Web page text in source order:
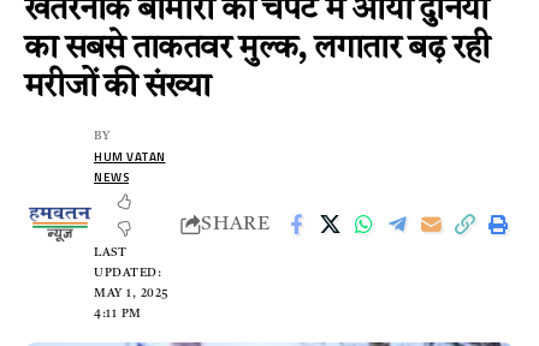
खतरनाक बीमारी की चपेट में आया दुनिया
का सबसे ताकतवर मुल्क, लगातार बढ़ रही
मरीजों की संख्या
LAST
UPDATED:
MAY 1, 2025
4:11 PM
BY
HUM VATAN
NEWS
SHARE